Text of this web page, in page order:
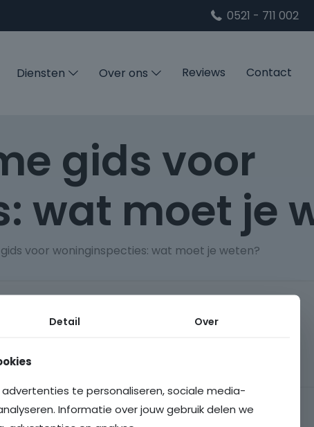
0521 - 711 002
Diensten Over ons Reviews Contact
gids voor
wat moet je
voor woninginspecties: wat moet je weten?
writing!
Detail Over
te personaliseren, sociale media-
Informatie over jouw gebruik delen we